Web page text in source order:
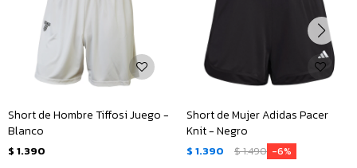
Short de Hombre Tiffosi Juego -
Blanco
$ 1.390
Short de Mujer Adidas Pacer
Knit - Negro
$ 1.390 $1.490 6